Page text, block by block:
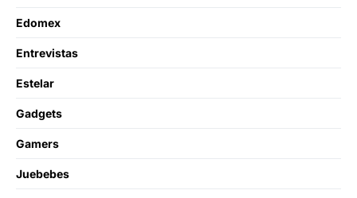
Edomex
Entrevistas
Estelar
Gadgets
Gamers
Juebebes